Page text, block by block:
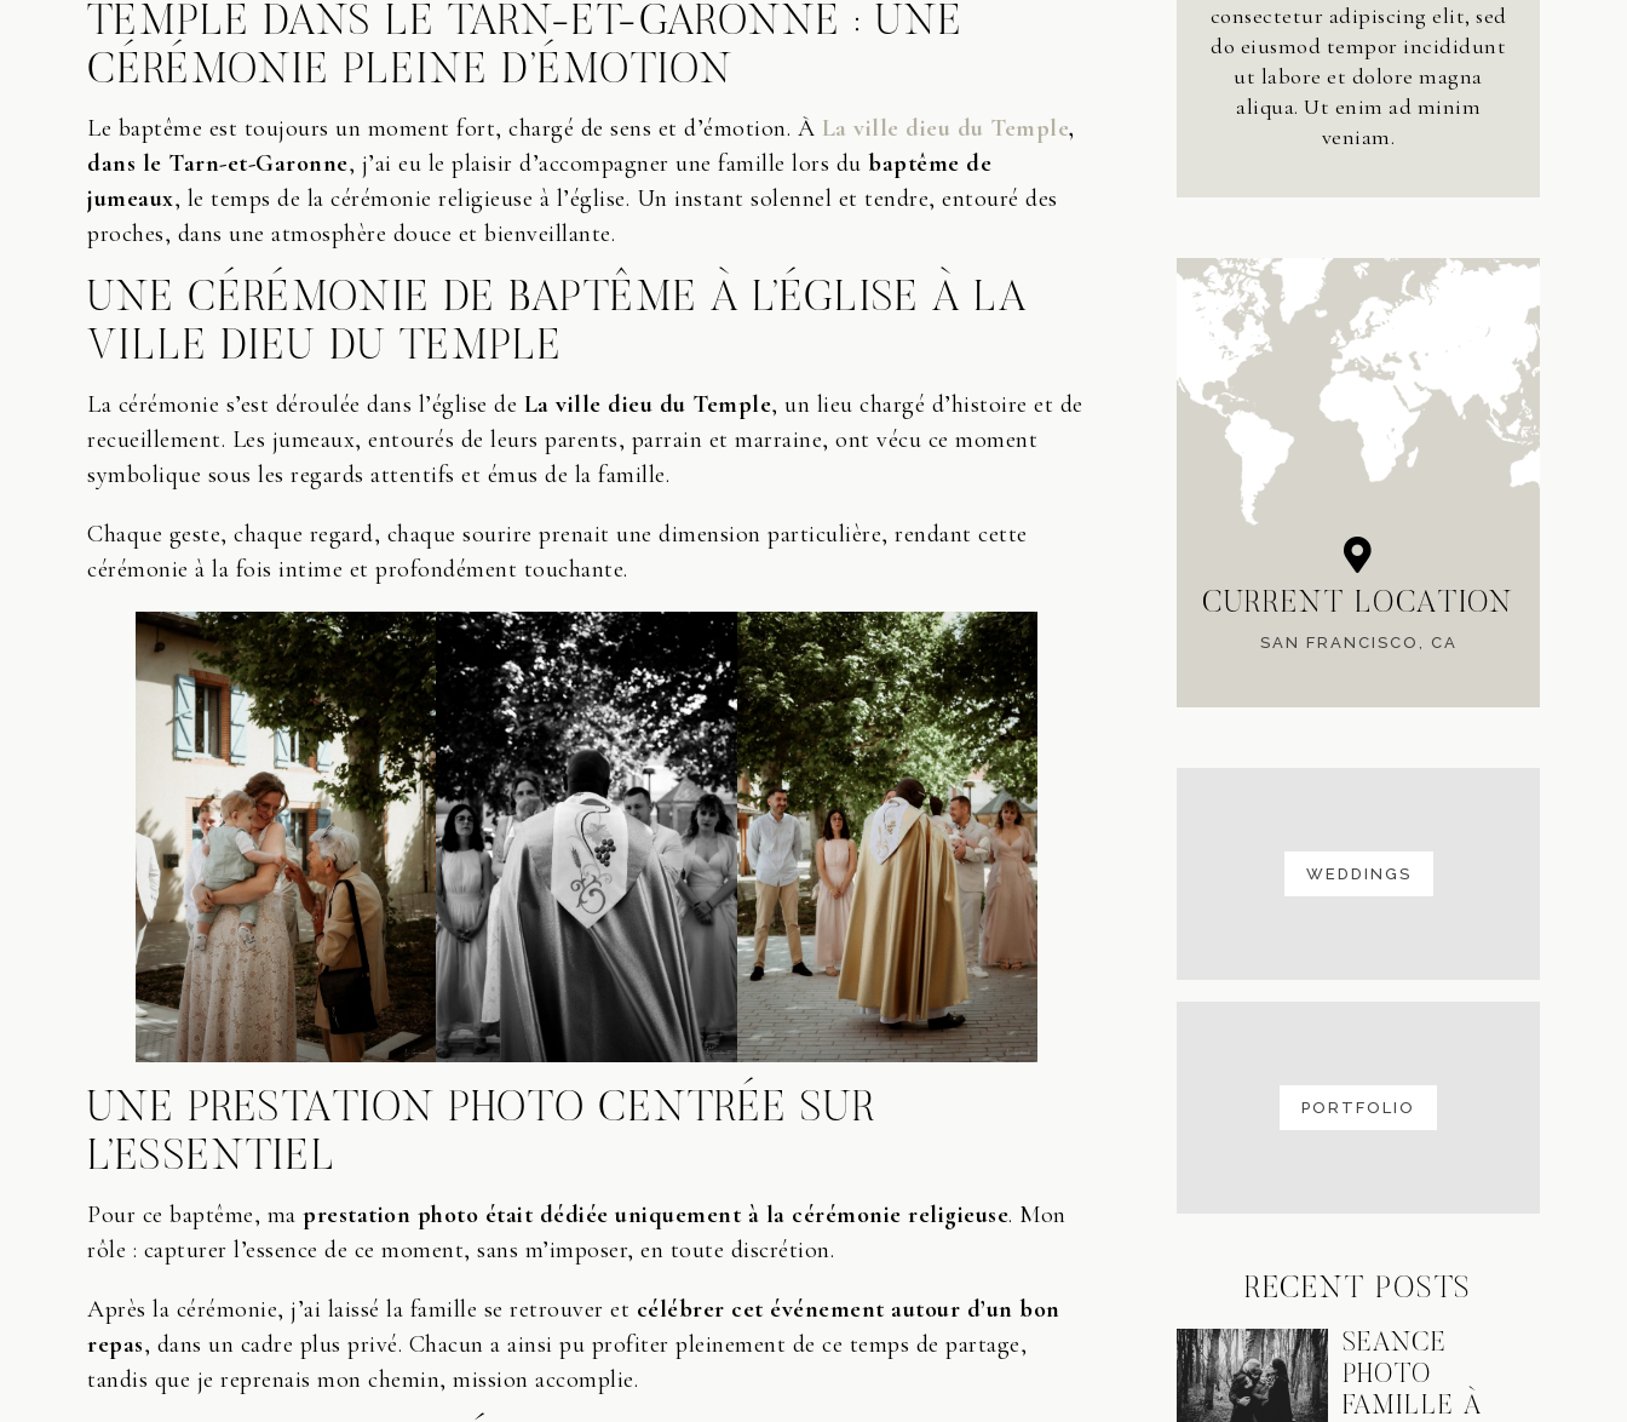
TEMPLE DANS LE TARN-ET-GARONNE : UNE
CÉRÉMONIE PLEINE D’ÉMOTION
Le baptême est toujours un moment fort, chargé de sens et d’émotion. À La ville dieu du Temple,
dans le Tarn-et-Garonne, j’ai eu le plaisir d’accompagner une famille lors du baptême de
jumeaux, le temps de la cérémonie religieuse à l’église. Un instant solennel et tendre, entouré des
proches, dans une atmosphère douce et bienveillante.
UNE CÉRÉMONIE DE BAPTÊME À L’ÉGLISE À LA
VILLE DIEU DU TEMPLE
La cérémonie s’est déroulée dans l’église de La ville dieu du Temple, un lieu chargé d’histoire et de
recueillement. Les jumeaux, entourés de leurs parents, parrain et marraine, ont vécu ce moment
symbolique sous les regards attentifs et émus de la famille.
Chaque geste, chaque regard, chaque sourire prenait une dimension particulière, rendant cette
cérémonie à la fois intime et profondément touchante.
UNE PRESTATION PHOTO CENTRÉE SUR
L’ESSENTIEL
Pour ce baptême, ma prestation photo était dédiée uniquement à la cérémonie religieuse. Mon
rôle : capturer l’essence de ce moment, sans m’imposer, en toute discrétion.
Après la cérémonie, j’ai laissé la famille se retrouver et célébrer cet événement autour d’un bon
repas, dans un cadre plus privé. Chacun a ainsi pu profiter pleinement de ce temps de partage,
tandis que je reprenais mon chemin, mission accomplie.
consectetur adipiscing elit, sed
do eiusmod tempor incididunt
ut labore et dolore magna
aliqua. Ut enim ad minim
veniam.
CURRENT LOCATION
SAN FRANCISCO, CA
WEDDINGS
PORTFOLIO
RECENT POSTS
SÉANCE
PHOTO
FAMILLE À